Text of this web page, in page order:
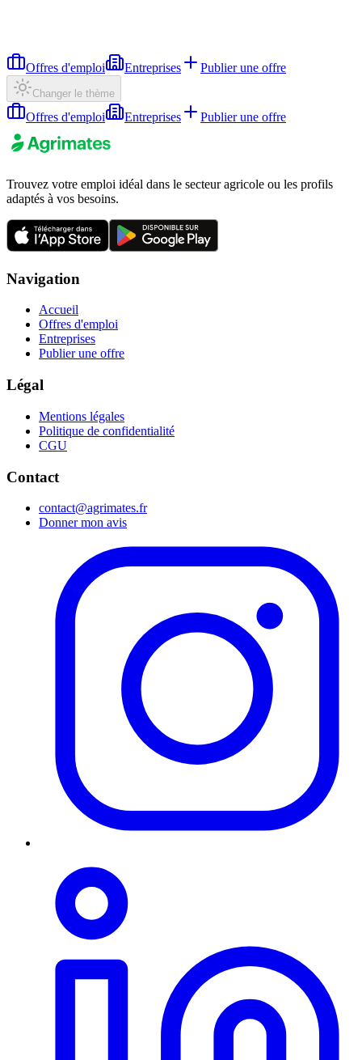
Offres d'emploi Entreprises Publier une offre
Changer le thème
Offres d'emploi Entreprises Publier une offre
Trouvez votre emploi idéal dans le secteur agricole ou les profils
adaptés à vos besoins.
Navigation
Accueil
Offres d'emploi
Entreprises
Publier une offre
Légal
Mentions légales
Politique de confidentialité
CGU
Contact
contact@agrimates.fr
Donner mon avis